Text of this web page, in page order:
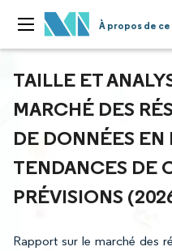
À propos de
TAILLE ET
MARCHÉ DES
DE DONNÉES
TENDANCES DE
PRÉVISIONS
Rapport sur le marché des